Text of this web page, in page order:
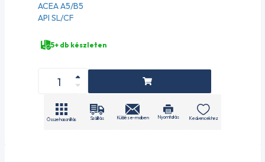
ACEA A5/B5
API SL/CF
5+ db készleten
Összehasonlítás Szállítás Küldés e-mailben Nyomtatás Kedvencekhez